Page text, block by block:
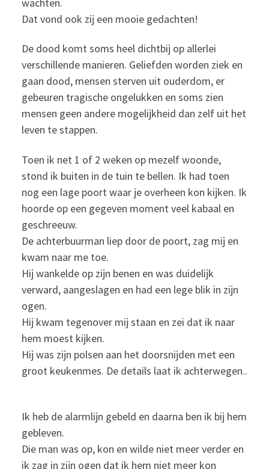
Dat vond ook zij een mooie gedachten!
De dood komt soms heel dichtbij op allerlei
verschillende manieren. Geliefden worden ziek en
gaan dood, mensen sterven uit ouderdom, er
gebeuren tragische ongelukken en soms zien
mensen geen andere mogelijkheid dan zelf uit het
leven te stappen.
Toen ik net 1 of 2 weken op mezelf woonde,
stond ik buiten in de tuin te bellen. Ik had toen
nog een lage poort waar je overheen kon kijken. Ik
hoorde op een gegeven moment veel kabaal en
geschreeuw.
De achterbuurman liep door de poort, zag mij en
kwam naar me toe.
Hij wankelde op zijn benen en was duidelijk
verward, aangeslagen en had een lege blik in zijn
ogen.
Hij kwam tegenover mij staan en zei dat ik naar
hem moest kijken.
Hij was zijn polsen aan het doorsnijden met een
groot keukenmes. De details laat ik achterwegen..
Ik heb de alarmlijn gebeld en daarna ben ik bij hem
gebleven.
Die man was op, kon en wilde niet meer verder en
ik zag in zijn ogen dat ik hem niet meer kon